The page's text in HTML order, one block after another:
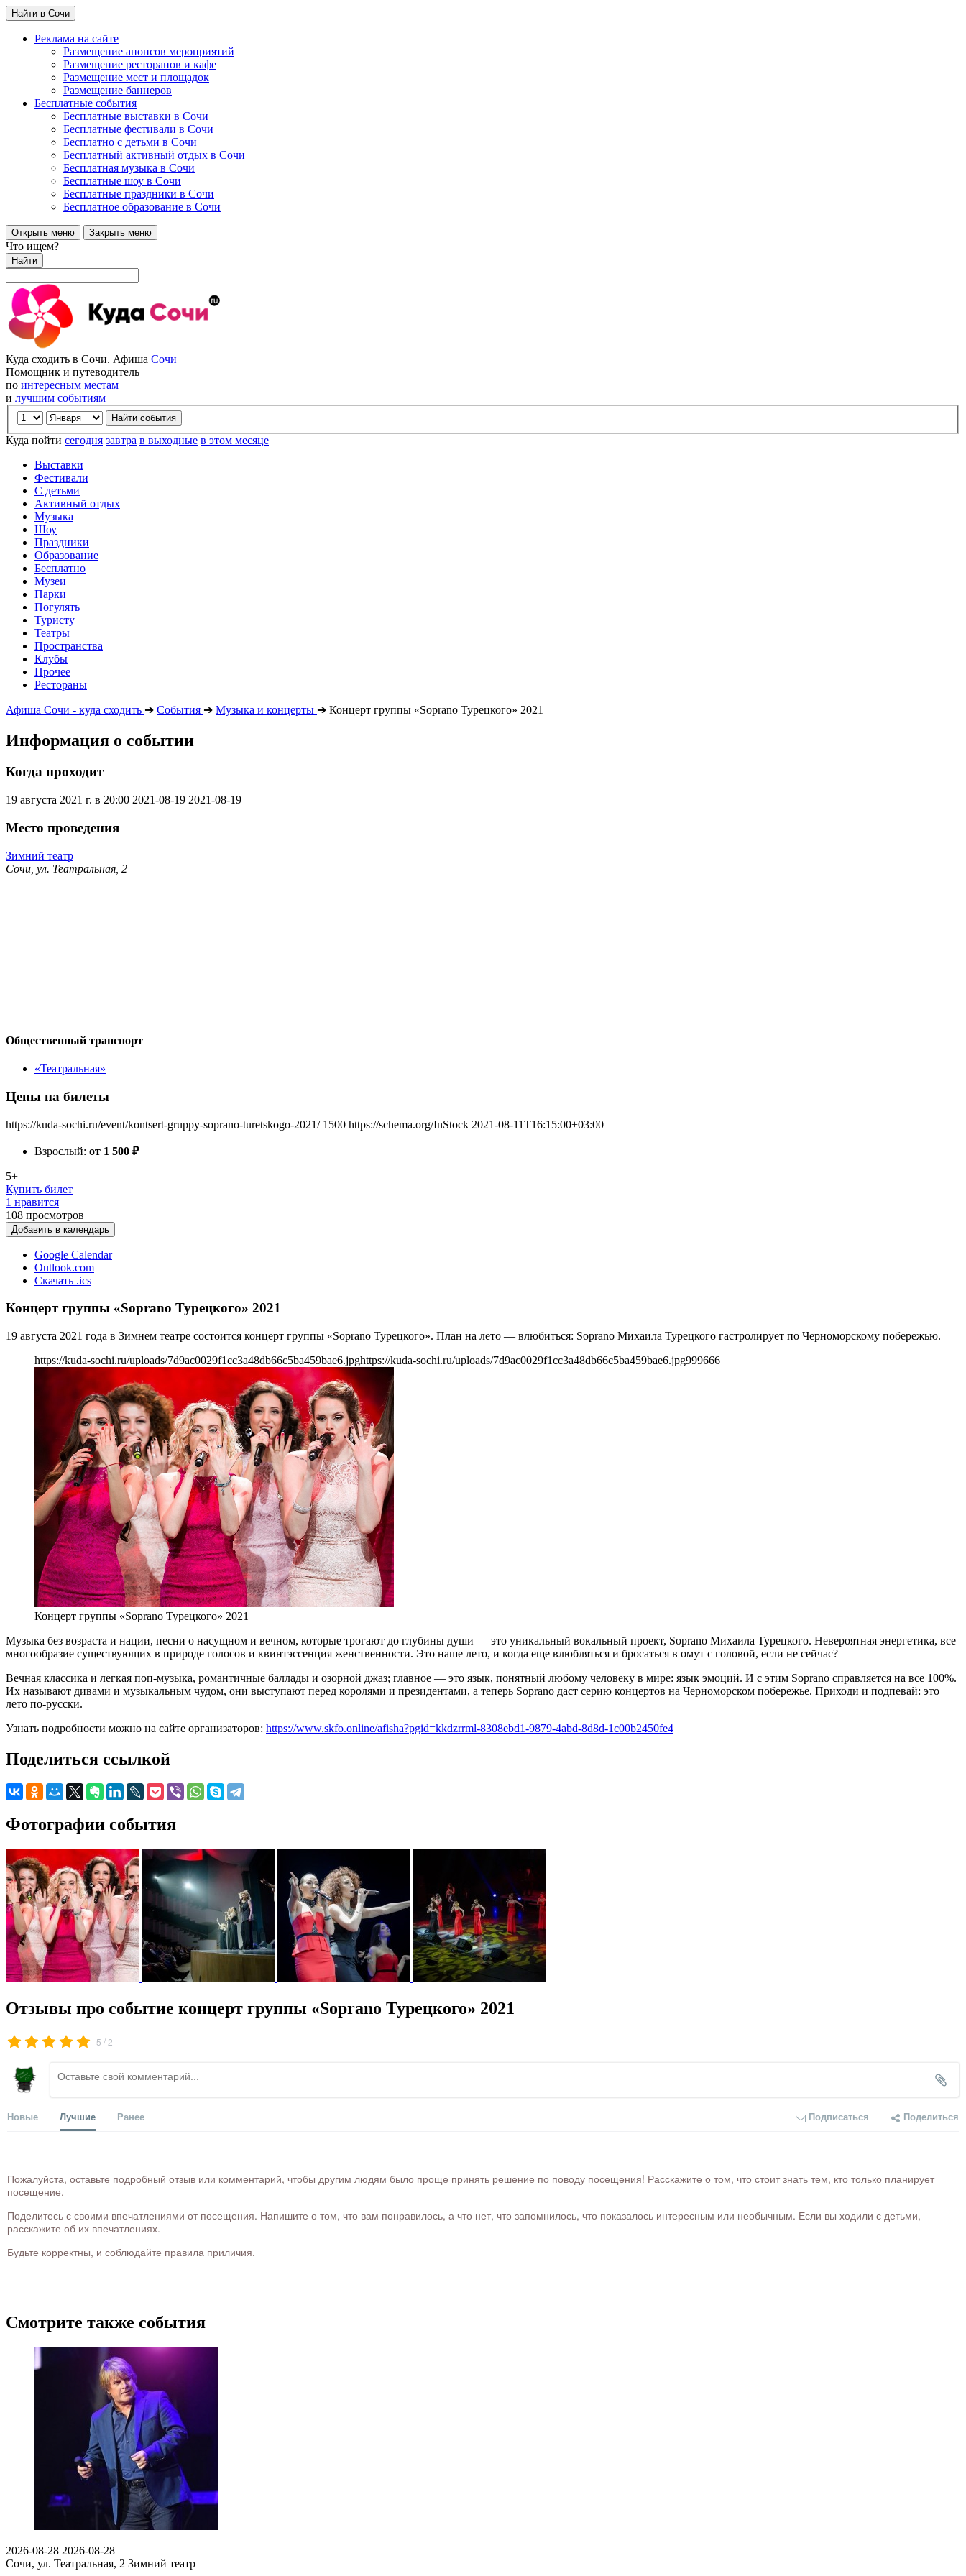
Найти в Сочи
Реклама на сайте
Размещение анонсов мероприятий
Размещение ресторанов и кафе
Размещение мест и площадок
Размещение баннеров
Бесплатные события
Бесплатные выставки в Сочи
Бесплатные фестивали в Сочи
Бесплатно с детьми в Сочи
Бесплатный активный отдых в Сочи
Бесплатная музыка в Сочи
Бесплатные шоу в Сочи
Бесплатные праздники в Сочи
Бесплатное образование в Сочи
Открыть меню Закрыть меню
Что ищем?
Найти
Куда сходить в Сочи. Афиша Сочи
Помощник и путеводитель
по интересным местам
и лучшим событиям
Куда пойти сегодня завтра в выходные в этом месяце
Выставки
Фестивали
С детьми
Активный отдых
Музыка
Шоу
Праздники
Образование
Бесплатно
Музеи
Парки
Погулять
Туристу
Театры
Пространства
Клубы
Прочее
Рестораны
Афиша Сочи - куда сходить ➔ События ➔ Музыка и концерты ➔ Концерт группы «Soprano Турецкого» 2021
Информация о событии
Когда проходит
19 августа 2021 г. в 20:00 2021-08-19 2021-08-19
Место проведения
Зимний театр
Сочи, ул. Театральная, 2
Общественный транспорт
«Театральная»
Цены на билеты
https://kuda-sochi.ru/event/kontsert-gruppy-soprano-turetskogo-2021/ 1500 https://schema.org/InStock 2021-08-11T16:15:00+03:00
Взрослый: от 1 500 ₽
5+
Купить билет
1 нравится
108 просмотров
Добавить в календарь
Google Calendar
Outlook.com
Скачать .ics
Концерт группы «Soprano Турецкого» 2021
19 августа 2021 года в Зимнем театре состоится концерт группы «Soprano Турецкого». План на лето — влюбиться: Soprano Михаила Турецкого гастролирует по Черноморскому побережью.
https://kuda-sochi.ru/uploads/7d9ac0029f1cc3a48db66c5ba459bae6.jpghttps://kuda-sochi.ru/uploads/7d9ac0029f1cc3a48db66c5ba459bae6.jpg999666
Концерт группы «Soprano Турецкого» 2021
Музыка без возраста и нации, песни о насущном и вечном, которые трогают до глубины души — это уникальный вокальный проект, Soprano Михаила Турецкого. Невероятная энергетика, все
многообразие существующих в природе голосов и квинтэссенция женственности. Это наше лето, и когда еще влюбляться и бросаться в омут с головой, если не сейчас?
Вечная классика и легкая поп-музыка, романтичные баллады и озорной джаз; главное — это язык, понятный любому человеку в мире: язык эмоций. И с этим Soprano справляется на все 100%.
Их называют дивами и музыкальным чудом, они выступают перед королями и президентами, а теперь Soprano даст серию концертов на Черноморском побережье. Приходи и подпевай: это
лето по-русски.
Узнать подробности можно на сайте организаторов: https://www.skfo.online/afisha?pgid=kkdzrrml-8308ebd1-9879-4abd-8d8d-1c00b2450fe4
Поделиться ссылкой
Фотографии события
Отзывы про событие концерт группы «Soprano Турецкого» 2021
5 /2
Новые Лучшие Ранее Подписаться Поделиться
Пожалуйста, оставьте подробный отзыв или комментарий, чтобы другим людям было проще принять решение по поводу посещения! Расскажите о том, что стоит знать тем, кто только планирует
посещение.
Поделитесь с своими впечатлениями от посещения. Напишите о том, что вам понравилось, а что нет, что запомнилось, что показалось интересным или необычным. Если вы ходили с детьми,
расскажите об их впечатлениях.
Будьте корректны, и соблюдайте правила приличия.
Смотрите также события
2026-08-28 2026-08-28
Сочи, ул. Театральная, 2 Зимний театр